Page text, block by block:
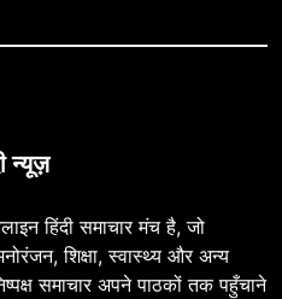
न्यूज़
हिंदी समाचार मंच है, जो
शिक्षा, स्वास्थ्य और अन्य
समाचार अपने पाठकों तक पहुँचाने